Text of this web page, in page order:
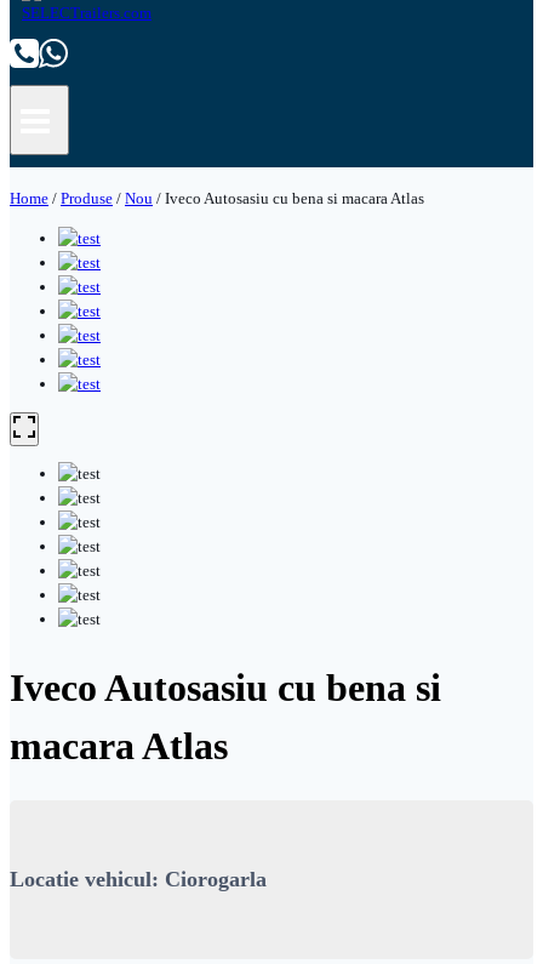
Home / Produse / Nou / Iveco Autosasiu cu bena si macara Atlas
Iveco Autosasiu cu bena si
macara Atlas
Locatie vehicul: Ciorogarla